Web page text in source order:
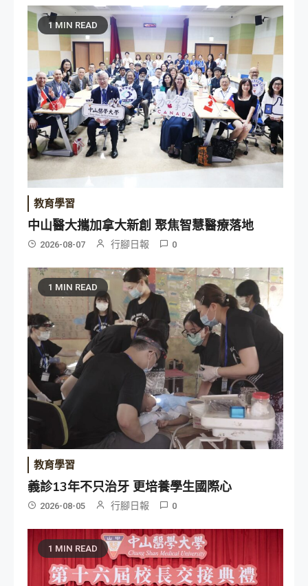
1 MIN READ
教育學習
中山醫大攜加拿大新創 聚焦智慧醫療落地
2026-08-07 行腳日報 0
1 MIN READ
教育學習
義診13年不只治牙 更培養學生國際心
2026-08-05 行腳日報 0
1 MIN READ